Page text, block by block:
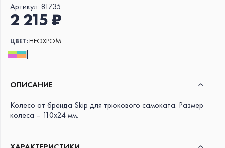
Артикул: 81735
2 215 ₽
ЦВЕТ:НЕОХРОМ
ОПИСАНИЕ
Колесо от бренда Skip для трюкового самоката. Размер
колеса – 110x24 мм.